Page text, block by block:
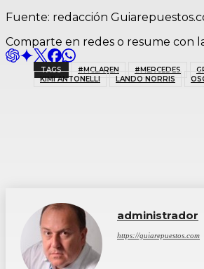
Fuente: redacción
Comparte en redes o resume con
TAGS #MCLAREN #MERCEDES
KIMI ANTONELLI
LANDO NORRIS
administrador
https://guiarepuestos.com